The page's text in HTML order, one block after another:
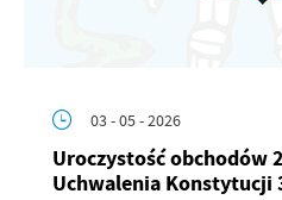
03 - 05 - 2026
Uroczystość obchodów
Uchwalenia Konstytucji